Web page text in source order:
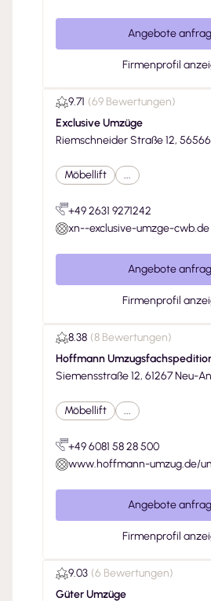
Angebote
Firmenprofil
9.71 (69 Bewertungen)
Exclusive Umzüge
Riemschneider Straße 12,
Möbellift ...
+49 2631 9271242
xn--exclusive-umzge-cwb.de
Angebote
Firmenprofil
8.38 (8 Bewertungen)
Hoffmann
Siemensstraße 12, 61267 Neu-
Möbellift ...
+49 6081 58 28 500
www.hoffmann-umzug.de/
Angebote
Firmenprofil
9.03 (6 Bewertungen)
Güter Umzüge